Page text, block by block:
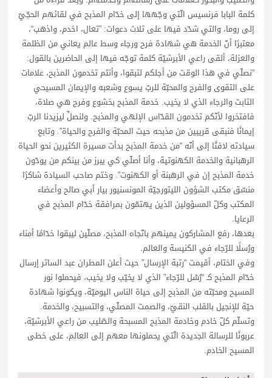
كلمة البابا فرنسيس الّتي وجّهها إلى خدّام المذبح في لقائهم الحجّيّ
إلى روما، والتي شدّد فيها على ثلاث دعوات: ”تعال، اخدم، واذهب“،
معتبرًا أنّ الخدمة هي شهادة فرح ورجاء وسط عالم يعاني من الظلمة
والعزلة، ألقى راعي الأبرشيّة كلمة توجّه فيها إلى الحاضرين بالقول:
“نصلّي في هذا الوقت من أجلكم لتبقوا، وأنتم تخدمون المذبح، علامات
على التقوى والفرح والمحبّة للربّ يسوع وشعبه والإيمان المسيحي
الثابت والرجاء الذي لا يخيب. خدمة المذبح بخشوع وفرح هي صلاة،
فافتخروا لأنّكم تخدمون القدّاس الإلهي والمذبح. ولنصلِّ ليزيدنا الربّ
إيمانًا فنبقى قريبين من مذبحه حيث المحبّة والفرح والحياة”. وتابع
سيادته لافتًا إلى أنّه “من خدمة المذبح بدأت مسيرة الكثيرين نحو الحياة
الرهبانية والخدمة الكهنوتية، وأنا أصلّي كي يبرز من بينكم من يودّون
خدمة المذبح إن في الرهبنة أو الكهنوت”. وختم صاحب السيادة شاكرًا
منسّق مكتب الشؤون الليتورجيّة المونسنيور بيار أبي صالح وأعضاء
المكتب وكلّ المسؤولين الذين يهتمّون بمرافقة خدّام المذبح في
الرعايا.
بعدها، رفع المشاركون يمينهم باتّجاه المذبح، مصلّين ليبقوا خدّامًا أمناء
ورُسلًا للرّجاء في الكنيسة والعالم.
وفي الختام، أقيمت “رتبة الإرسال” حيث أعلن المطران عبد الساتر إرسال
خدّام المذبح كـ “رُسُل للرّجاء” الذي لا يخيّب ولا يخيب، فيحملوا نور
المسيح ومحبّته من المذبح إلى حياة الناس اليوميّة، ويكونوا شهادة
حيّة للإنجيل بالقلب النقيّ، والصمت المصلّي، والتسبيح، والخدمة.
وتسلّم كلّ خادم وخادمة المذبح المسبحة والصّليب من راعي الأبرشيّة،
عربونًا للرسالة الجديدة الّتي يحملونها معهم إلى العالم، على خطى
المسيح الخادم.